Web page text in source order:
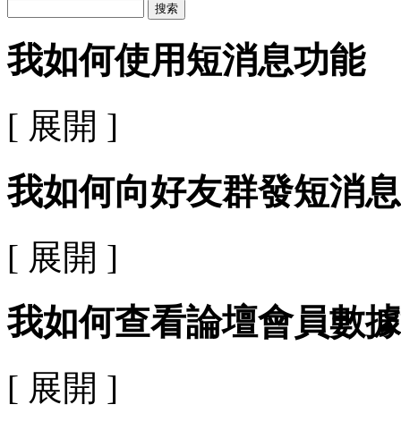
搜索
我如何使用短消息功能
[ 展開 ]
我如何向好友群發短消息
[ 展開 ]
我如何查看論壇會員數據
[ 展開 ]